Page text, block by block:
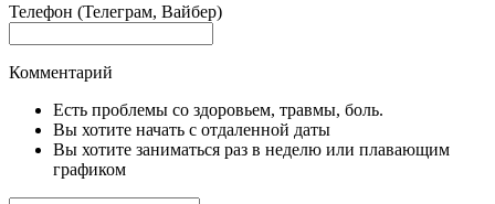
Телефон (Телеграм, Вайбер)
Комментарий
Есть проблемы со здоровьем, травмы, боль.
Вы хотите начать с отдаленной даты
Вы хотите заниматься раз в неделю или плавающим
графиком